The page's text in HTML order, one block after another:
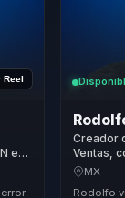
Reel
en
Creador
Ventas,
enMX
Rodolfo